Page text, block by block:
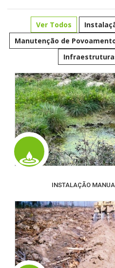
Ver Todos
Manutenção de
INSTALAÇÃO